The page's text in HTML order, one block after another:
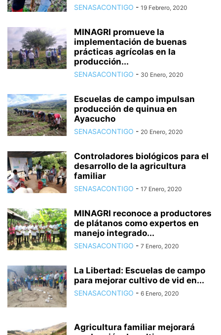
SENASACONTIGO - 19 Febrero, 2020
MINAGRI promueve la
implementación de buenas
prácticas agrícolas en la
producción...
SENASACONTIGO - 30 Enero, 2020
Escuelas de campo impulsan
producción de quinua en
Ayacucho
SENASACONTIGO - 20 Enero, 2020
Controladores biológicos para el
desarrollo de la agricultura
familiar
SENASACONTIGO - 17 Enero, 2020
MINAGRI reconoce a productores
de plátanos como expertos en
manejo integrado...
SENASACONTIGO - 7 Enero, 2020
La Libertad: Escuelas de campo
para mejorar cultivo de vid en...
SENASACONTIGO - 6 Enero, 2020
Agricultura familiar mejorará